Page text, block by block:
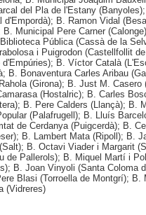
del Pla de l'Estany
d'Empordà); B. Ramon Vidal
B. Municipal Pere Carner
Pública (Cassà de la
i Puigrodon (Castellfollit
d'Empúries); B. Víctor Català
B. Bonaventura Carles Aribau
(Girona); B. Just M. Casero
(Hostalric); B. Carles
B. Pere Calders (Llançà); B.
(Palafrugell); B. Lluís
de Cerdanya (Puigcerdà); B.
B. Lambert Mata (Ripoll); B.
B. Octavi Viader i Margarit
de Pallerols); B. Miquel Martí i
B. Joan Vinyoli (Santa Coloma
Blasi (Torroella de Montgrí);
(Vidreres)